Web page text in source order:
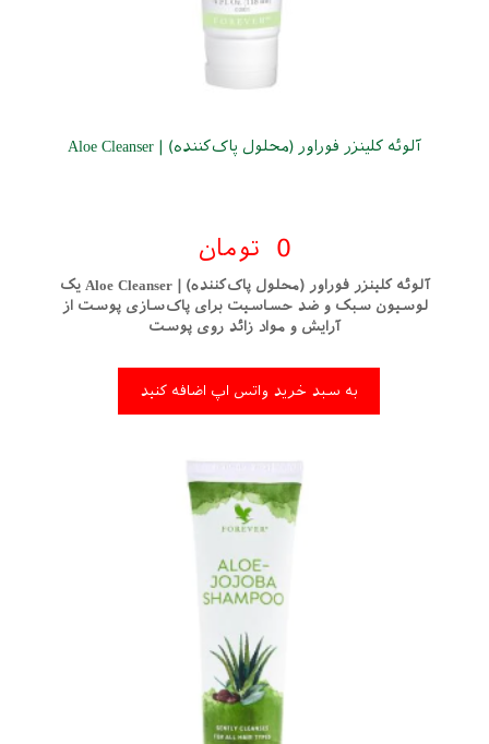
آلوئه کلینزر فوراور (محلول پاک‌کننده) | Aloe Cleanser
0 تومان
آلوئه کلینزر فوراور (محلول پاک‌کننده) | Aloe Cleanser یک
لوسیون سبک و ضد حساسیت برای پاک‌سازی پوست از
آرایش و مواد زائد روی پوست
به سبد خرید واتس اپ اضافه کنید